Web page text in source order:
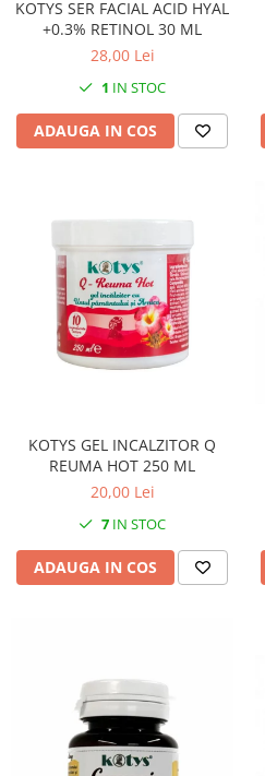
KOTYS SER FACIAL ACID HYAL
+0.3% RETINOL 30 ML
28,00 Lei
1 IN STOC
ADAUGA IN COS
KOTYS GEL INCALZITOR Q
REUMA HOT 250 ML
20,00 Lei
7 IN STOC
ADAUGA IN COS